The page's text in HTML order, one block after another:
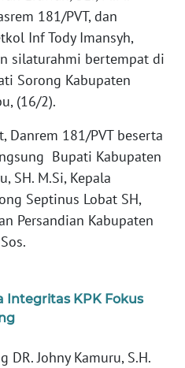
181/PVT, dan
Inf Tody Imansyh,
silaturahmi bertempat di
Sorong Kabupaten
(16/2).
Danrem 181/PVT beserta
Bupati Kabupaten
SH. M.Si, Kepala
Septinus Lobat SH,
Persandian Kabupaten
Integritas KPK Fokus
Johny Kamuru, S.H.